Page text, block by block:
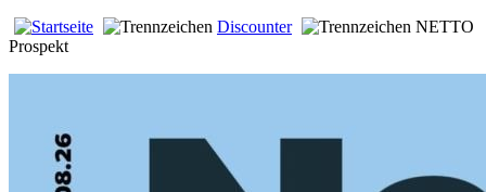
Discounter
NETTO
Prospekt